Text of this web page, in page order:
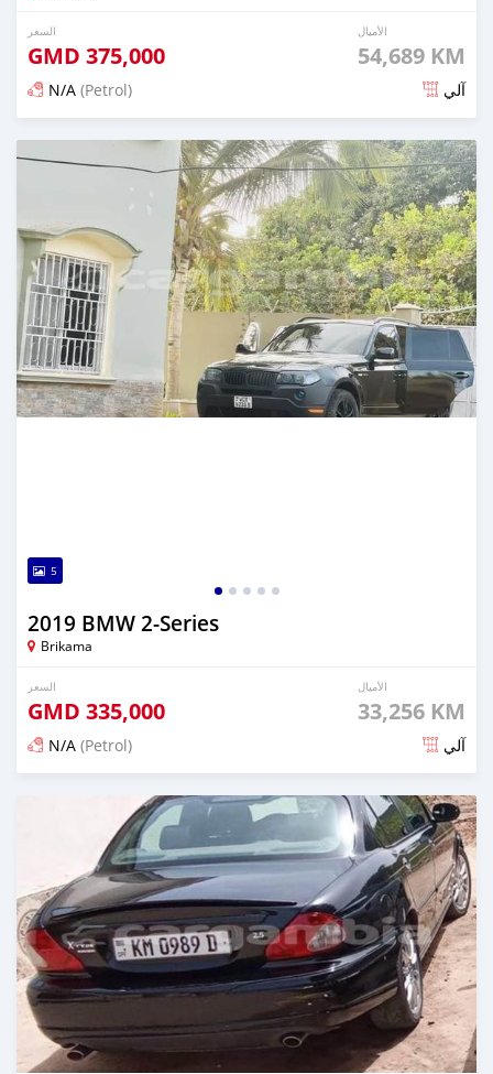
السعر
GMD 375,000
الأميال
54,689 KM
N/A (Petrol) آلي
تم النشر منذ حوالي سنتان مضت
5
2019 BMW 2-Series
Brikama
السعر
GMD 335,000
الأميال
33,256 KM
N/A (Petrol) آلي
تم النشر منذ حوالي سنتان مضت